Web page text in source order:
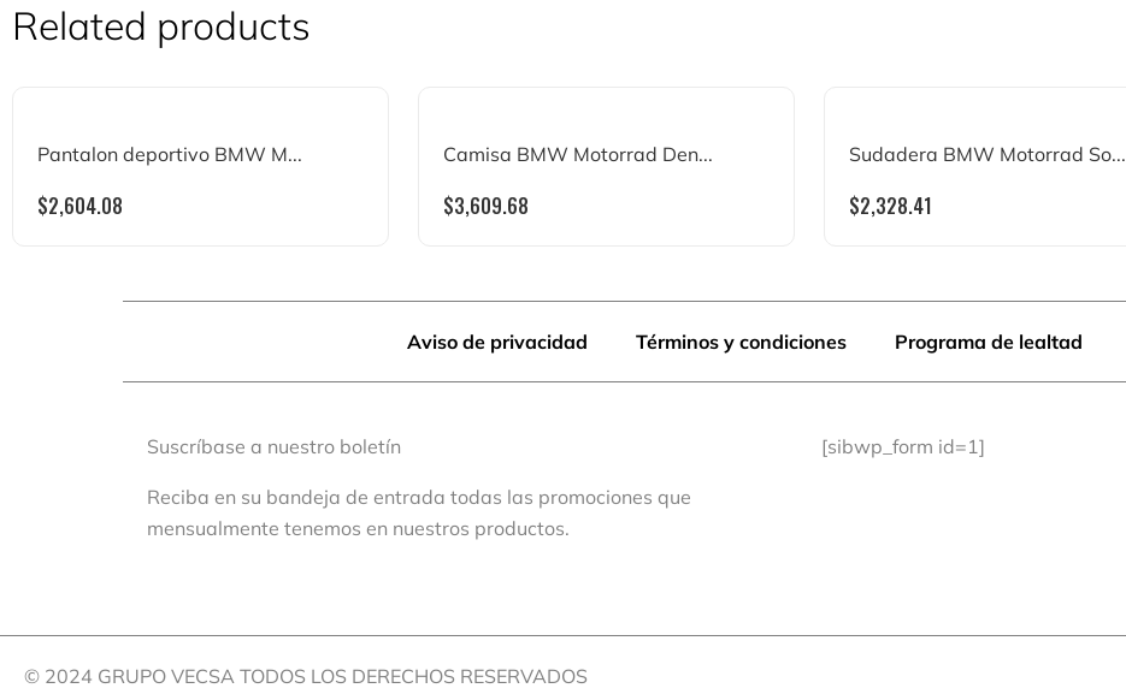
Related products
Pantalon deportivo BMW M...
$2,604.08
Camisa BMW Motorrad Den...
$3,609.68
Sudadera BMW Motorrad So...
$2,328.41
Aviso de privacidad Términos y condiciones Programa de lealtad
Suscríbase a nuestro boletín
Reciba en su bandeja de entrada todas las promociones que
mensualmente tenemos en nuestros productos.
[sibwp_form id=1]
© 2024 GRUPO VECSA TODOS LOS DERECHOS RESERVADOS